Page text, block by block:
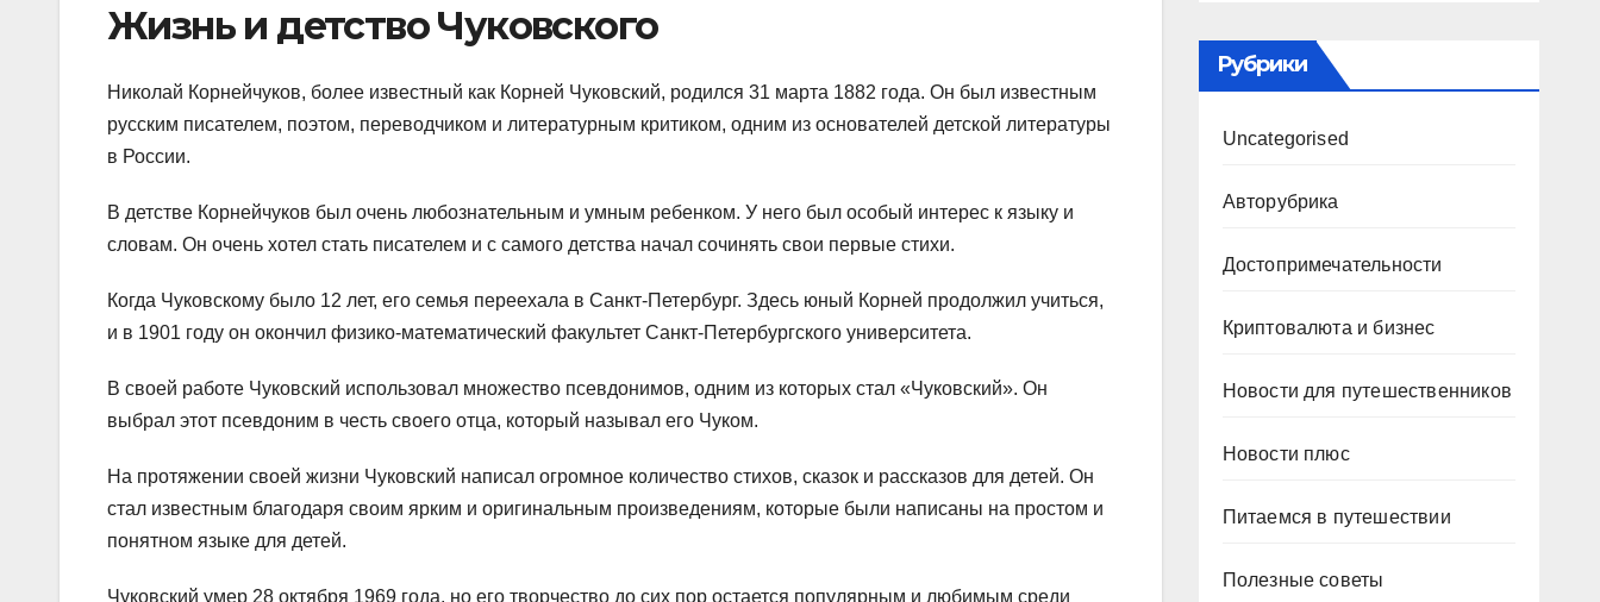
Жизнь и детство Чуковского
Николай Корнейчуков, более известный как Корней Чуковский, родился 31 марта 1882 года. Он был известным
русским писателем, поэтом, переводчиком и литературным критиком, одним из основателей детской литературы
в России.
В детстве Корнейчуков был очень любознательным и умным ребенком. У него был особый интерес к языку и
словам. Он очень хотел стать писателем и с самого детства начал сочинять свои первые стихи.
Когда Чуковскому было 12 лет, его семья переехала в Санкт-Петербург. Здесь юный Корней продолжил учиться,
и в 1901 году он окончил физико-математический факультет Санкт-Петербургского университета.
В своей работе Чуковский использовал множество псевдонимов, одним из которых стал «Чуковский». Он
выбрал этот псевдоним в честь своего отца, который называл его Чуком.
На протяжении своей жизни Чуковский написал огромное количество стихов, сказок и рассказов для детей. Он
стал известным благодаря своим ярким и оригинальным произведениям, которые были написаны на простом и
понятном языке для детей.
Чуковский умер 28 октября 1969 года, но его творчество до сих пор остается популярным и любимым среди
Рубрики
Uncategorised
Авторубрика
Достопримечательности
Криптовалюта и бизнес
Новости для путешественников
Новости плюс
Питаемся в путешествии
Полезные советы